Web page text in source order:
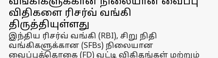
விதிகளை ரிசர்வ் வங்கி
திருத்தியுள்ளது
இந்திய ரிசர்வ் வங்கி (RBI), சிறு நிதி
வங்கிகளுக்கான (SFBs) நிலையான
வைப்புத்தொகை (FD) வட்டி விகிதங்கள் மற்றும்